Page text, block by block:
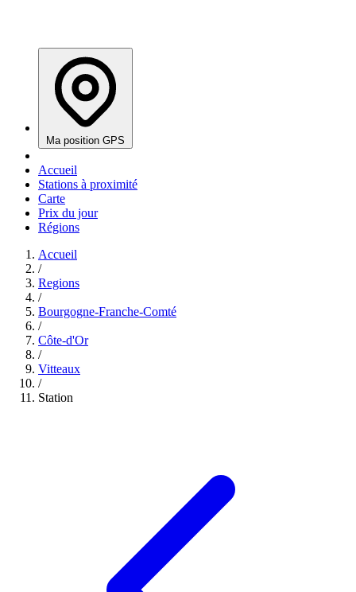
Ma position GPS
Accueil
Stations à proximité
Carte
Prix du jour
Régions
Accueil
/
Regions
/
Bourgogne-Franche-Comté
/
Côte-d'Or
/
Vitteaux
/
Station